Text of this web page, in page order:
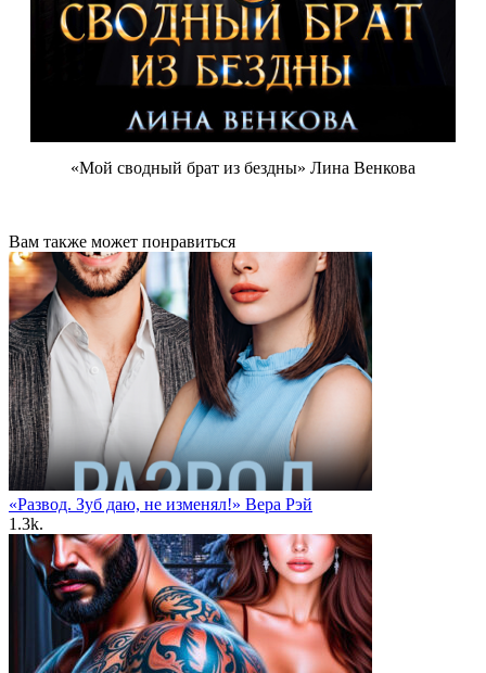
«Мой сводный брат из бездны» Лина Венкова
Вам также может понравиться
«Развод. Зуб даю, не изменял!» Вера Рэй
1.3k.